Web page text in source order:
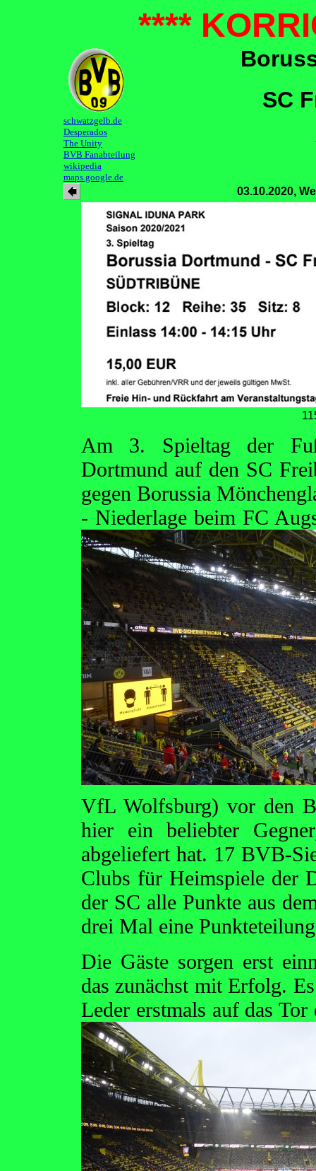
****
SC
schwatzgelb.de
Desperados
The Unity
BVB Fanabteilung
wikipedia
maps.google.de
03.10.2020,
Am 3. Spieltag der
Dortmund auf den SC
gegen Borussia
- Niederlage beimFC
VfL Wolfsburg) vor den
hier ein beliebter
abgeliefert hat. 17 BVB-
Clubs für Heimspiele der
der SC alle Punkte aus
drei Mal eine
Die Gäste sorgen erst
das zunächst mit Erfolg.
Leder erstmals auf das